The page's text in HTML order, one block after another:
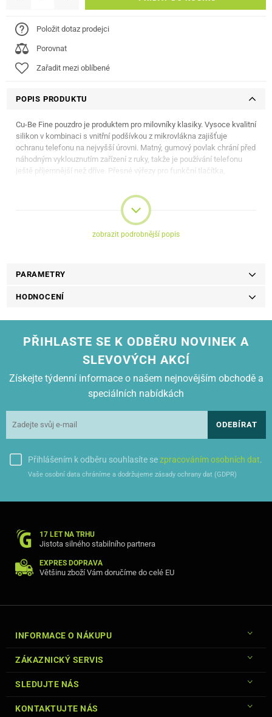
Položit dotaz prodejci
Porovnat
Zařadit mezi oblíbené
POPIS PRODUKTU
Cu-Be Fine pouzdro je produktem pro milovníky klasiky. Vysoce kvalitní
silikon v kombinaci s vnitřní podšívkou z mikrovlákna zajišťuje
ochranu telefonu na nejvyšší úrovni. Matný, gumový povlak chrání před
náhodným vyklouznutím zařízení z ruky, takže je používání telefonu
ještě příjemnější než dříve. Přesné výřezy pro funkční tlačítka,
Důležité je, že pro ty, kteří oceňují nové technologie, je pouzdro
kompatibilní s bezdrátovými nabíječkami a pouzdro není nutné při
zobrazit podrobnější popis
PARAMETRY
HODNOCENÍ
PŘIHLASTE SE K ODBĚRU NOVINEK A
SLEVOVÝCH AKCÍ
Získejte týdenní informace o našem nejnovějším obchodě a
speciálních nabídkách
ODEBÍRAT
Přihlášením k odběru souhlasíte sezpracováním osobních dat.
Vaše osobní data chráníme a dodržujeme zásady ochrany dat (GDPR)
17 LET NA TRHU
Jistota silného stabilního partnera
EXPRES DOPRAVA
Většinu zboží Vám doručíme do celé EU
INFORMACE O NÁKUPU
ZÁKAZNICKÝ SERVIS
SLEDUJTE NÁS
KONTAKTUJTE NÁS